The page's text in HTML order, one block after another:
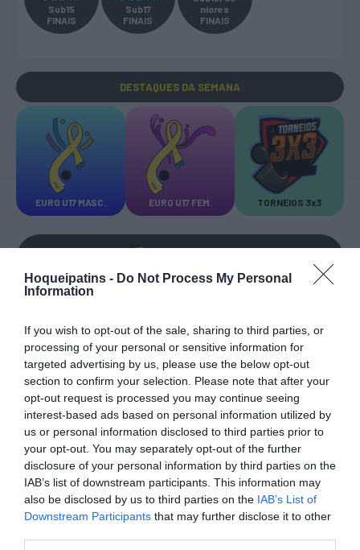
Hoqueipatins - Do Not Process My Personal
Information
If you wish to opt-out of the sale, sharing to third parties, or
processing of your personal or sensitive information for
targeted advertising by us, please use the below opt-out
section to confirm your selection. Please note that after your
opt-out request is processed you may continue seeing
interest-based ads based on personal information utilized by
us or personal information disclosed to third parties prior to
your opt-out. You may separately opt-out of the further
disclosure of your personal information by third parties on the
IAB’s list of downstream participants. This information may
also be disclosed by us to third parties on the IAB’s List of
Downstream Participants that may further disclose it to other
Sub15
FINAIS
Sub17
FINAIS
niores
FINAIS
DESTAQUES DA SEMANA
EURO U17 MASC. EURO U17 FEM. TORNEIOS 3x3
CAMPEÕES, SUBIDAS E DESCIDAS 2025-26
JOGOS EM DIRETO
RESULTADOS
JOGOS